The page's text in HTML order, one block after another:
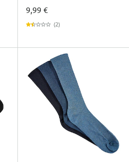
9,99 €
(2)